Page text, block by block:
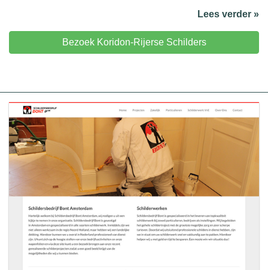
Lees verder »
Bezoek Koridon-Rijerse Schilders